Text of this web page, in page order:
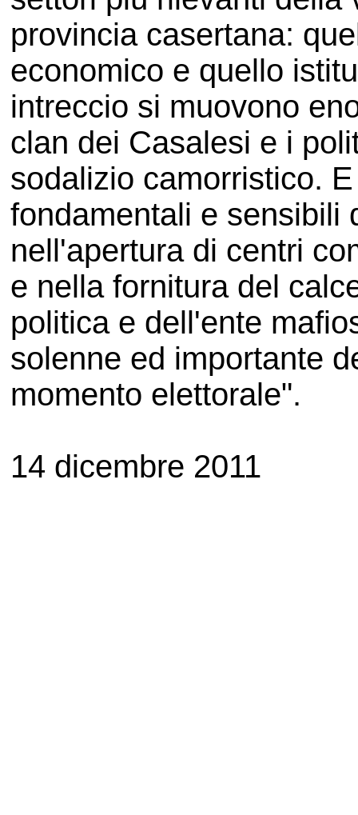
provincia casertana:
economico e quello
intreccio si muovono
clan dei Casalesi e i
sodalizio camorristico.
fondamentali e sensibili
nell'apertura di centri
e nella fornitura del
politica e dell'ente
solenne ed importante
momento elettorale".
14 dicembre 2011